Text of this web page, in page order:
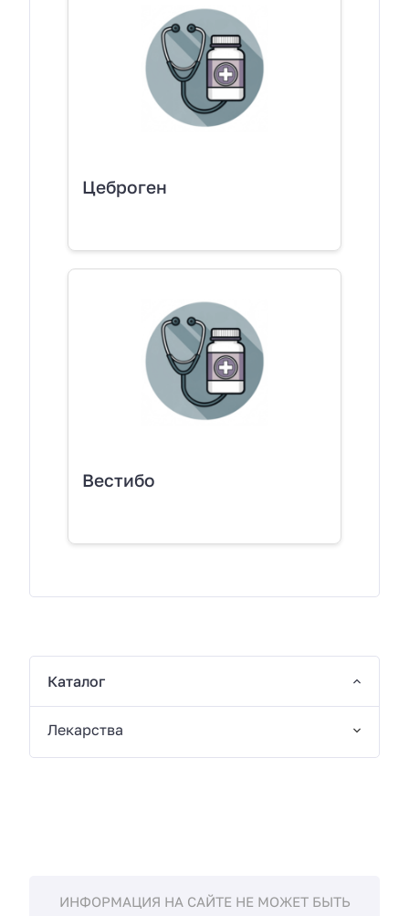
Цеброген
Вестибо
Каталог
Лекарства
ИНФОРМАЦИЯ НА САЙТЕ НЕ МОЖЕТ БЫТЬ